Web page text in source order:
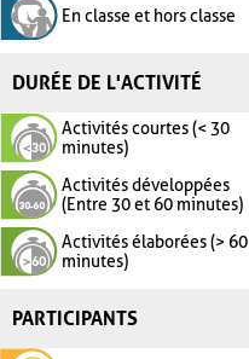
En classe et hors classe
DURÉE DE L'ACTIVITÉ
Activités courtes (< 30
minutes)
Activités développées
(Entre 30 et 60 minutes)
Activités élaborées (> 60
minutes)
PARTICIPANTS